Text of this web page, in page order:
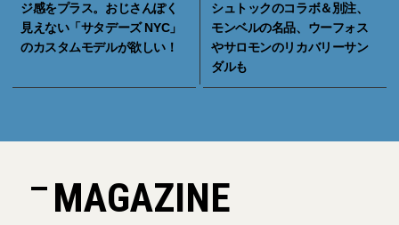
ジ感をプラス。おじさんぽく
見えない「サタデーズ NYC」
のカスタムモデルが欲しい！
シュトックのコラボ＆別注、
モンベルの名品、ウーフォス
やサロモンのリカバリーサン
ダルも
MAGAZINE